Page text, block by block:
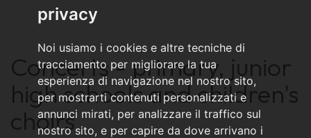
privacy
Noi usiamo i cookies e altre tecniche di
tracciamento per migliorare la tua
esperienza di navigazione nel nostro sito,
per mostrarti contenuti personalizzati e
annunci mirati, per analizzare il traffico sul
nostro sito, e per capire da dove arrivano i
Concerts - primary, junior
high schools and children's
choirs